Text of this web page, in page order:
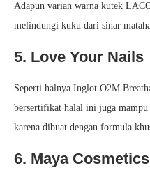
Adapun varian warna kutek
melindungi kuku dari sinar
5. Love Your Nails
Seperti halnya Inglot O2M
bersertifikat halal ini juga
karena dibuat dengan formula
6. Maya Cosmetics